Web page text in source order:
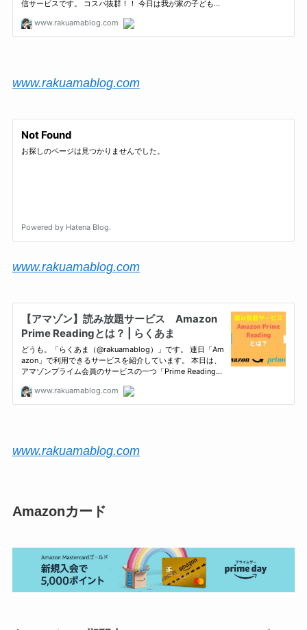
www.rakuamablog.com
www.rakuamablog.com
www.rakuamablog.com
Amazonカード